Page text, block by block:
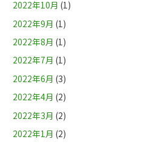
2022年10月 (1)
2022年9月 (1)
2022年8月 (1)
2022年7月 (1)
2022年6月 (3)
2022年4月 (2)
2022年3月 (2)
2022年1月 (2)